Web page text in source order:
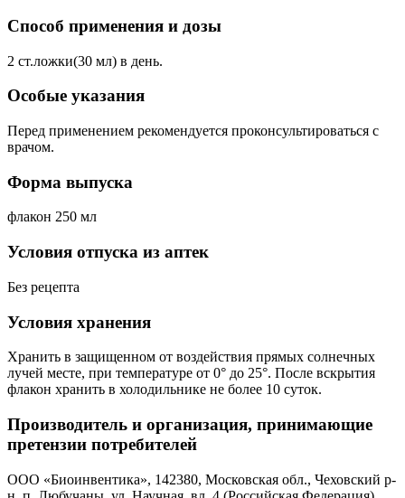
Способ применения и дозы
2 ст.ложки(30 мл) в день.
Особые указания
Перед применением рекомендуется проконсультироваться с
врачом.
Форма выпуска
флакон 250 мл
Условия отпуска из аптек
Без рецепта
Условия хранения
Хранить в защищенном от воздействия прямых солнечных
лучей месте, при температуре от 0° до 25°. После вскрытия
флакон хранить в холодильнике не более 10 суток.
Производитель и организация, принимающие
претензии потребителей
ООО «Биоинвентика», 142380, Московская обл., Чеховский р-